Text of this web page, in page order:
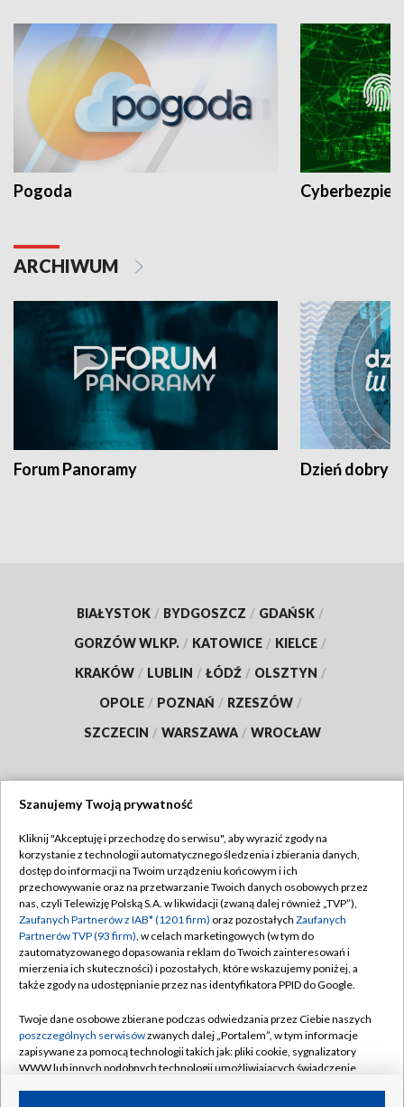
Pogoda
ARCHIWUM
Forum Panoramy Dzień dobry
BIAŁYSTOK / BYDGOSZCZ / GDAŃSK /
GORZÓW WLKP. / KATOWICE / KIELCE /
KRAKÓW / LUBLIN / ŁÓDŹ / OLSZTYN /
OPOLE / POZNAŃ / RZESZÓW /
SZCZECIN / WARSZAWA / WROCŁAW
TVP
Abonament TVP
Emisja w TVP
Centrum informacji TVP
Naziemna Telewizja Cyfrowa
Rada Programowa
System NOS
Informacje o nadawcy
Regulamin TVP
Polityka prywatności
Moje zgody
Pomoc
Kontakt
Kanały
Szanujemy Twoją prywatność
Kliknij "Akceptuję i przechodzę do serwisu", aby wyrazić zgody na
korzystanie z technologii automatycznego śledzenia i zbierania danych,
dostęp do informacji na Twoim urządzeniu końcowym i ich
przechowywanie oraz na przetwarzanie Twoich danych osobowych przez
nas, czyli Telewizję Polską S.A. w likwidacji (zwaną dalej również „TVP”),
Zaufanych Partnerów z IAB* (1201 firm) oraz pozostałych Zaufanych
Partnerów TVP (93 firm), w celach marketingowych (w tym do
zautomatyzowanego dopasowania reklam do Twoich zainteresowań i
mierzenia ich skuteczności) i pozostałych, które wskazujemy poniżej, a
także zgody na udostępnianie przez nas identyfikatora PPID do Google.
Twoje dane osobowe zbierane podczas odwiedzania przez Ciebie naszych
poszczególnych serwisówzwanych dalej „Portalem”, w tym informacje
zapisywane za pomocą technologii takich jak: pliki cookie, sygnalizatory
WWW lub innych podobnych technologii umożliwiających świadczenie